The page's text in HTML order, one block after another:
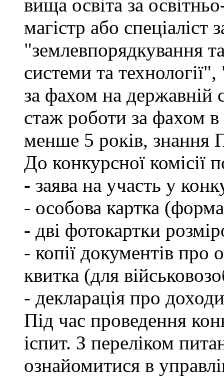
вища освіта за
магістр або спеціаліст
"землевпорядкування
системи та
за фахом на державній
стаж роботи за фахом
менше 5 років, знання
До конкурсної комісії
- заява на участь у
- особова картка
- дві фотокартки
- копії документів про
квитка (для
- декларація про
Під час проведення
іспит. З переліком
ознайомитися в